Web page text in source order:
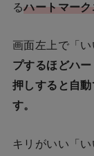
るハートマーク
画面左上で「
プするほどハ
押しすると自
す。
キリがいい「